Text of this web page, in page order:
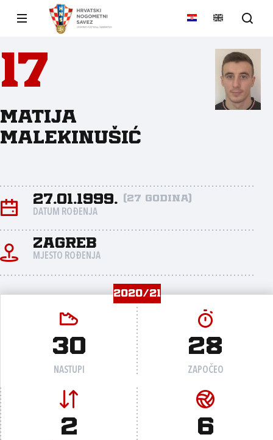
17
Matija
Malekinušić
27.01.1999. (27 godina)
DATUM ROĐENJA
Zagreb
MJESTO ROĐENJA
2020/21
30
NASTUPI
28
ZAPOČEO
2 6